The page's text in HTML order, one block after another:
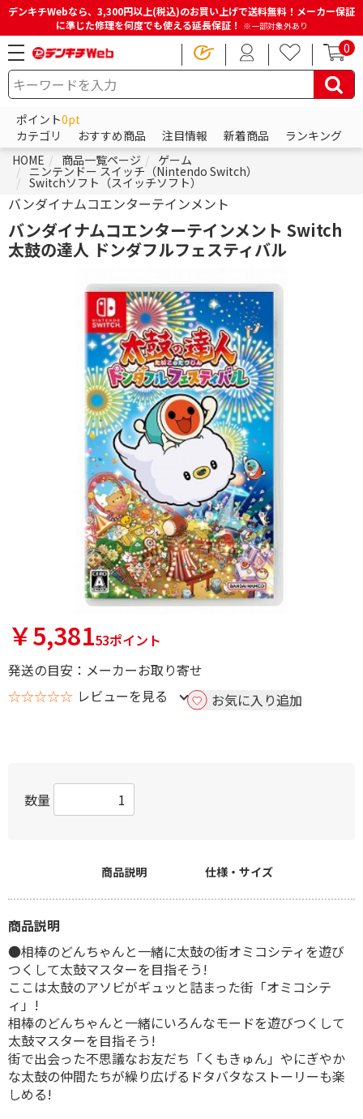
デンキチWebなら、3,300円以上(税込)のお買い上げで送料無料！メーカー保証
に準じた修理を何度でも使える延長保証！ ※一部対象外あり
0
ポイント0pt
カテゴリ
おすすめ商品 注目情報 新着商品
ランキング
HOME
商品一覧ページ ゲーム
ニンテンドー スイッチ（Nintendo Switch）
Switchソフト（スイッチソフト）
バンダイナムコエンターテインメント
バンダイナムコエンターテインメント Switch
太鼓の達人 ドンダフルフェスティバル
￥5,38153ポイント
発送の目安：メーカーお取り寄せ
☆☆☆☆☆ レビューを見る お気に入り追加
数量
商品説明 仕様・サイズ
商品説明
●相棒のどんちゃんと一緒に太鼓の街オミコシティを遊び
つくして太鼓マスターを目指そう!
ここは太鼓のアソビがギュッと詰まった街「オミコシテ
ィ」!
相棒のどんちゃんと一緒にいろんなモードを遊びつくして
太鼓マスターを目指そう!
街で出会った不思議なお友だち「くもきゅん」やにぎやか
な太鼓の仲間たちが繰り広げるドタバタなストーリーも楽
しめる!